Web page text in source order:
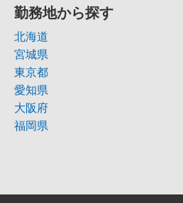
勤務地から探す
北海道
宮城県
東京都
愛知県
大阪府
福岡県